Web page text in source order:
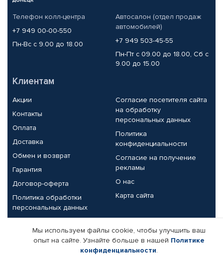
Телефон колл-центра
+7 949 00-00-550
Пн-Вс с 9.00 до 18.00
Автосалон (отдел продаж
автомобилей)
+7 949 503-45-55
Пн-Пт с 09.00 до 18.00, Сб с
9.00 до 15.00
Клиентам
Акции
Контакты
Оплата
Доставка
Обмен и возврат
Гарантия
Договор-оферта
Политика обработки
персональных данных
Согласие посетителя сайта
на обработку
персональных данных
Политика
конфиденциальности
Согласие на получение
рекламы
О нас
Карта сайта
Партнерам
Корпоративным клиентам
Реквизиты компании
Мы используем файлы cookie, чтобы улучшить ваш
опыт на сайте. Узнайте больше в нашей Политике
конфиденциальности.